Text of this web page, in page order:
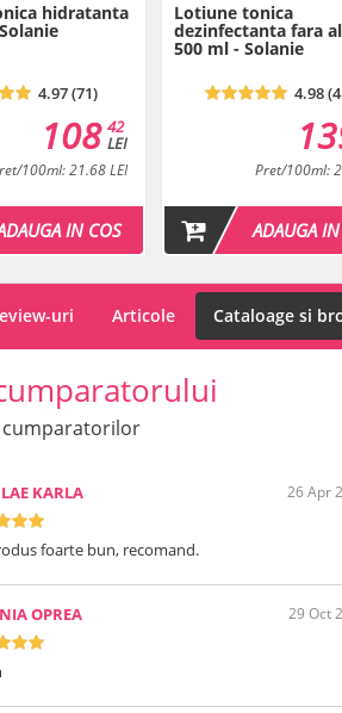
hidratanta
4.97 (71)
42
LEI
108
100ml: 21.68 LEI
IN COS
Lotiune tonica
dezinfectanta fara
500 ml - Solanie
4.98
Pret/100ml:
ADAUGA
uri Articole Cataloage si
cumparatorilor
KARLA 26 Apr
foarte bun, recomand.
OPREA 29 Oct